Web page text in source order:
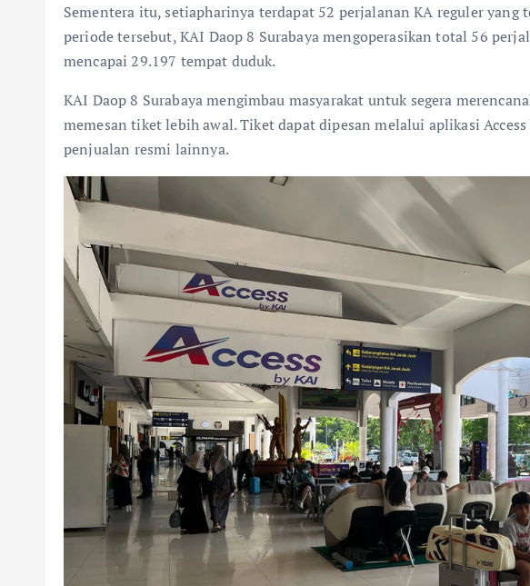
Sementera itu, setiapharinya terdapat 52 perjalanan KA reguler yang
periode tersebut, KAI Daop 8 Surabaya mengoperasikan total 56
mencapai 29.197 tempat duduk.
KAI Daop 8 Surabaya mengimbau masyarakat untuk segera
memesan tiket lebih awal. Tiket dapat dipesan melalui aplikasi
penjualan resmi lainnya.